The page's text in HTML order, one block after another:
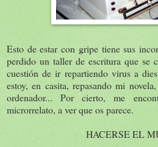
Esto de estar con gripe tiene sus
perdido un taller de escritura que se
cuestión de ir repartiendo virus a
estoy, en casita, repasando mi
ordenador... Por cierto, me
microrrelato, a ver que os parece.
HACERSE EL